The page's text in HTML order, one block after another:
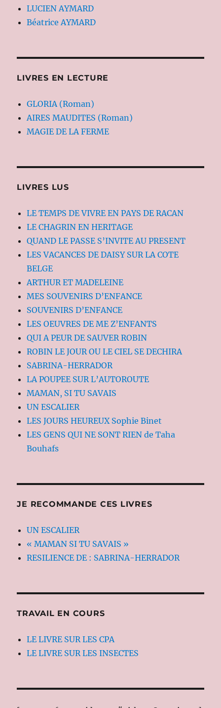
LUCIEN AYMARD
Béatrice AYMARD
LIVRES EN LECTURE
GLORIA (Roman)
AIRES MAUDITES (Roman)
MAGIE DE LA FERME
LIVRES LUS
LE TEMPS DE VIVRE EN PAYS DE RACAN
LE CHAGRIN EN HERITAGE
QUAND LE PASSE S’INVITE AU PRESENT
LES VACANCES DE DAISY SUR LA COTE
BELGE
ARTHUR ET MADELEINE
MES SOUVENIRS D’ENFANCE
SOUVENIRS D’ENFANCE
LES OEUVRES DE ME Z’ENFANTS
QUI A PEUR DE SAUVER ROBIN
ROBIN LE JOUR OU LE CIEL SE DECHIRA
SABRINA-HERRADOR
LA POUPEE SUR L’AUTOROUTE
MAMAN, SI TU SAVAIS
UN ESCALIER
LES JOURS HEUREUX Sophie Binet
LES GENS QUI NE SONT RIEN de Taha
Bouhafs
JE RECOMMANDE CES LIVRES
UN ESCALIER
« MAMAN SI TU SAVAIS »
RESILIENCE DE : SABRINA-HERRADOR
TRAVAIL EN COURS
LE LIVRE SUR LES CPA
LE LIVRE SUR LES INSECTES